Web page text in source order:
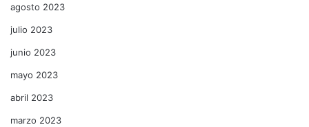
agosto 2023
julio 2023
junio 2023
mayo 2023
abril 2023
marzo 2023